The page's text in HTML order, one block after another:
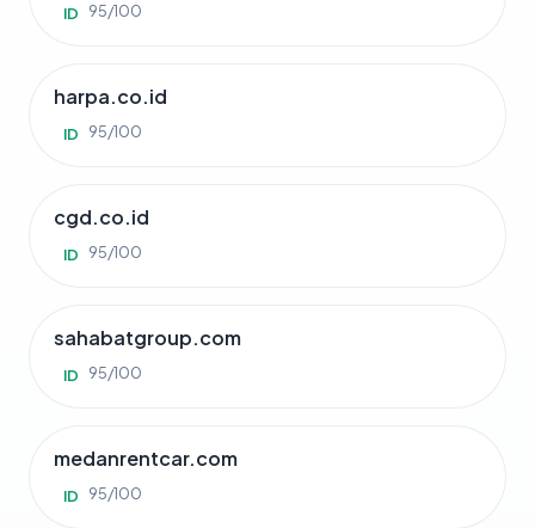
ID 95/100
harpa.co.id
ID 95/100
cgd.co.id
ID 95/100
sahabatgroup.com
ID 95/100
medanrentcar.com
ID 95/100